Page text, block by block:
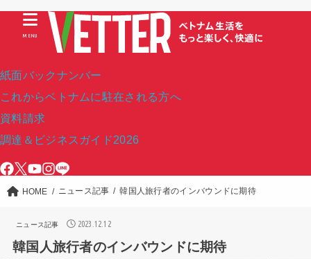
紙面バックナンバー
これからベトナムに駐在される方へ
資料請求
調達＆ビジネスガイド2026
MENU
HOME ニュース記事 韓国人旅行者のインバウンドに期待
ニュース記事 2023.12.12
韓国人旅行者のインバウンドに期待